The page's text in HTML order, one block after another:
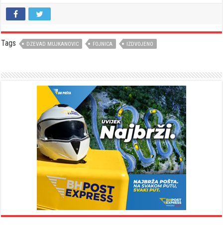
Tags DZEVAD MUJKANOVIC FOJNICA IZDVOJENO